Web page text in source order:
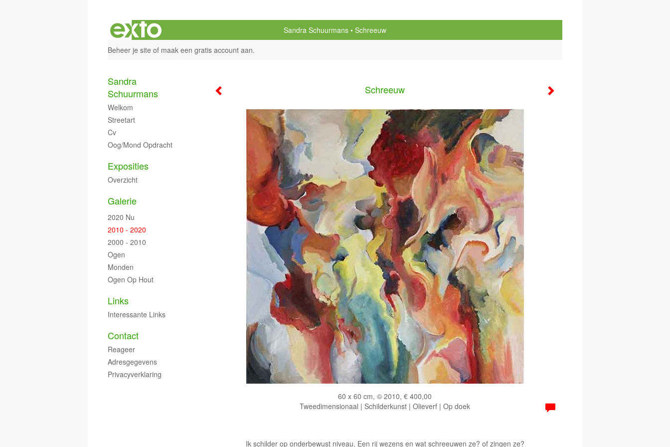
Sandra Schuurmans
Schreeuw
Beheer je site of maak een gratis account aan.
Schreeuw
60 x 60 cm, © 2010, € 400,00
Tweedimensionaal | Schilderkunst | Olieverf | Op doek
Ik schilder op onderbewust niveau. Een rij wezens en wat schreeuwen ze? of zingen ze?
Sandra
Schuurmans
Welkom
Streetart
Cv
Oog/mond Opdracht
Exposities
Overzicht
Galerie
2020 Nu
2010 - 2020
2000 - 2010
Ogen
Monden
Ogen Op Hout
Links
Interessante Links
Contact
Reageer
Adresgegevens
Privacyverklaring